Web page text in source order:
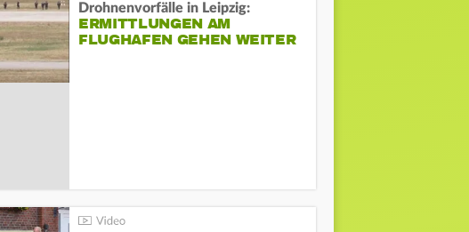
Drohnenvorfälle in Leipzig:
ERMITTLUNGEN AM
FLUGHAFEN GEHEN WEITER